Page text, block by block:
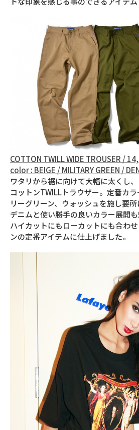
COTTON TWILL WIDE TROUSER /
color : BEIGE / MILITARY GREEN /
ワタリから裾に向けて大幅に太くし
コットンTWILLトラウザー。定番カ
リーグリーン、ウォッシュを施し要
デニムと使い勝手の良いカラー展開も
ハイカットにもローカットにも合わ
ンの定番アイテムに仕上げました。